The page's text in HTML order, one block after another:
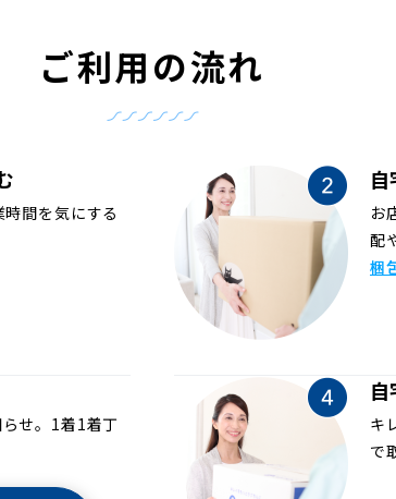
ご利用の流れ
間を気にする
お
配
梱
せ。1着1着丁
キ
で